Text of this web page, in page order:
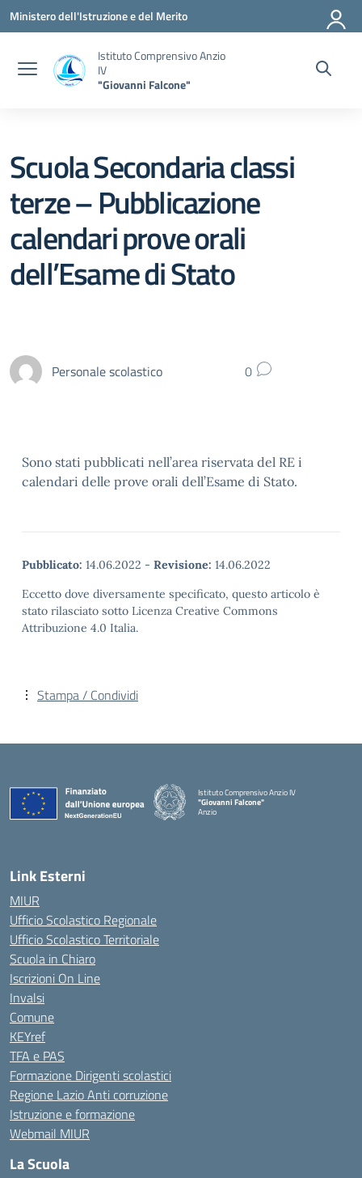
Vai ai contenuti
Vai al menu di navigazione
Vai al footer
Ministero dell'Istruzione e del Merito
Istituto Comprensivo Anzio
IV
"Giovanni Falcone"
Scuola Secondaria classi
terze – Pubblicazione
calendari prove orali
dell’Esame di Stato
Personale scolastico 0
Sono stati pubblicati nell’area riservata del RE i
calendari delle prove orali dell’Esame di Stato.
Pubblicato: 14.06.2022 - Revisione: 14.06.2022
Eccetto dove diversamente specificato, questo articolo è
stato rilasciato sotto Licenza Creative Commons
Attribuzione 4.0 Italia.
Stampa / Condividi
Istituto Comprensivo Anzio IV
"Giovanni Falcone"
Anzio
Link Esterni
MIUR
Ufficio Scolastico Regionale
Ufficio Scolastico Territoriale
Scuola in Chiaro
Iscrizioni On Line
Invalsi
Comune
KEYref
TFA e PAS
Formazione Dirigenti scolastici
Regione Lazio Anti corruzione
Istruzione e formazione
Webmail MIUR
La Scuola